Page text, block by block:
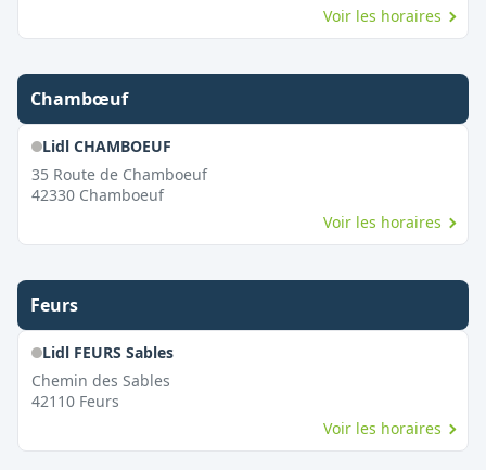
Voir les horaires
Chambœuf
Lidl CHAMBOEUF
35 Route de Chamboeuf
42330 Chamboeuf
Voir les horaires
Feurs
Lidl FEURS Sables
Chemin des Sables
42110 Feurs
Voir les horaires